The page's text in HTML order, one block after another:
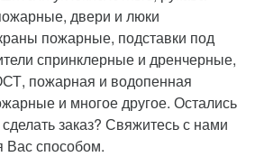
двери и люки
пожарные, подставки под
спринклерные и дренчерные,
пожарная и водопенная
и многое другое. Остались
заказ? Свяжитесь с нами
способом.